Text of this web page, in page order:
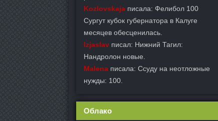
Kozlovskaja писала: Фелибол 100
Сургут кубок губернатора в Калуге
месяцев обесценилась.
Izjaslav писал: Нижний Тагил:
Нандролон новые.
Malena писала: Ссуду на неотложные
нужды: 100.
Облако